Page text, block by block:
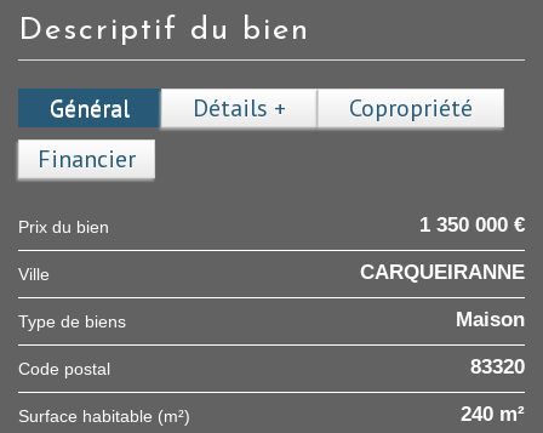
descriptif du bien
Général Détails +
Copropriété
Financier
Prix du bien 1 350 000 €
Ville CARQUEIRANNE
Type de biens Maison
Code postal 83320
Surface habitable (m²) 240 m²